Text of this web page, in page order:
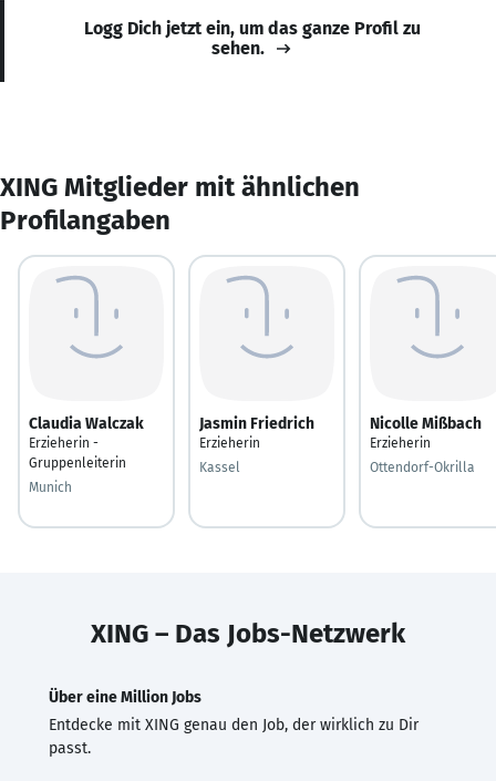
Logg Dich jetzt ein, um das ganze Profil zu
sehen.
XING Mitglieder mit ähnlichen
Profilangaben
Claudia Walczak
Erzieherin -
Gruppenleiterin
Munich
Jasmin Friedrich
Erzieherin
Kassel
Nicolle Mißbach
Erzieherin
Ottendorf-Okrilla
XING – Das Jobs-Netzwerk
Über eine Million Jobs
Entdecke mit XING genau den Job, der wirklich zu Dir
passt.